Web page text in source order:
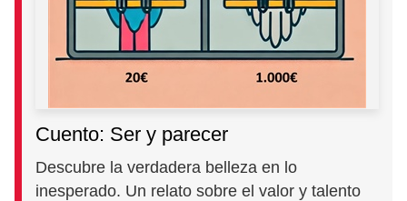
Cuento: Ser y parecer
Descubre la verdadera belleza en lo
inesperado. Un relato sobre el valor y talento